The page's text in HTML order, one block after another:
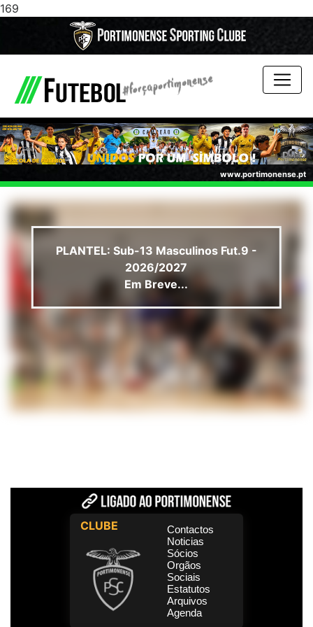
169
www.portimonense.pt
PLANTEL: Sub-13 Masculinos Fut.9 -
2026/2027
Em Breve...
CLUBE
Contactos
Noticias
Sócios
Orgãos
Sociais
Estatutos
Arquivos
Agenda